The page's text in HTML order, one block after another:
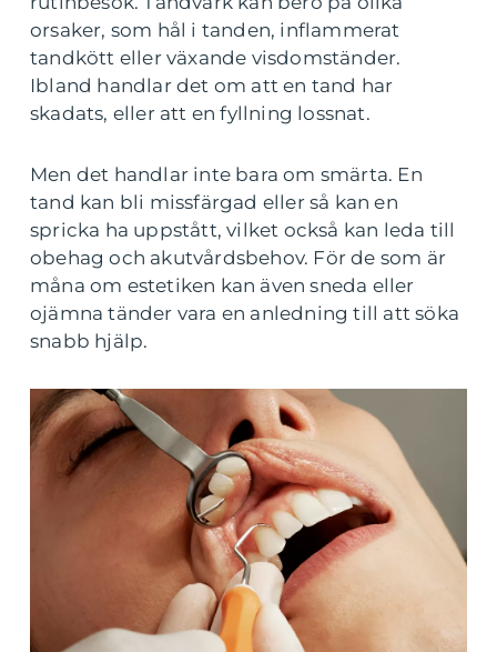
orsaker, som hål i tanden, inflammerat
tandkött eller växande visdomständer.
Ibland handlar det om att en tand har
skadats, eller att en fyllning lossnat.
Men det handlar inte bara om smärta. En
tand kan bli missfärgad eller så kan en
spricka ha uppstått, vilket också kan leda till
obehag och akutvårdsbehov. För de som är
måna om estetiken kan även sneda eller
ojämna tänder vara en anledning till att söka
snabb hjälp.